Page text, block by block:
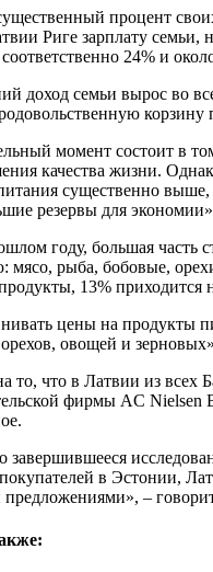
процент
Риге зарплату семьи,
соответственно 24% и
доход семьи вырос во
момент состоит в
качества жизни.
существенно
резервы для
году, большая часть
мясо, рыба, бобовые,
13% приходится
цены на продукты
овощей и
то, что в Латвии из всех
фирмы AC Nielsen
завершившееся
в Эстонии,
предложениями», –